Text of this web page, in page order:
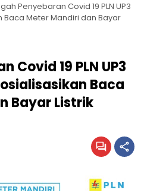
Penyebaran Covid 19 PLN UP3
Baca Meter Mandiri dan Bayar
Covid 19 PLN UP3
Baca
Bayar Listrik